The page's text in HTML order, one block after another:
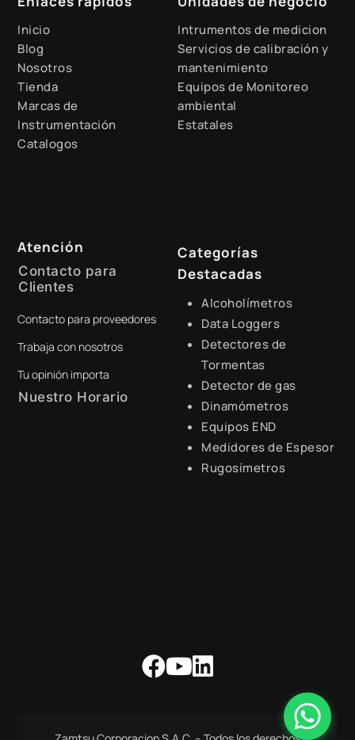
Inicio
Blog
Nosotros
Tienda
Marcas de
Instrumentación
Catalogos
Intrumentos de medicion
Servicios de calibración y
mantenimiento
Equipos de Monitoreo
ambiental
Estatales
Atención
Contacto para
Clientes
+51 941 525 454
digital@zamtsu.com
Contacto para proveedores
Trabaja con nosotros
Tu opinión importa
Nuestro Horario
Categorías
Destacadas
Alcoholímetros
Data Loggers
Detectores de
Tormentas
Detector de gas
Dinamómetros
Equipos END
Medidores de Espesor
Rugosímetros